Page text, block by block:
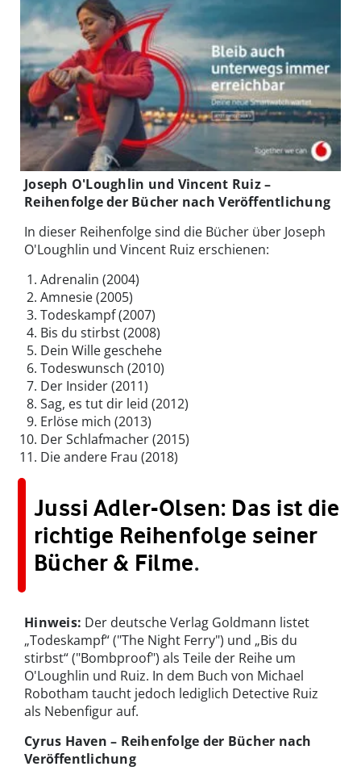
Joseph O'Loughlin und Vincent Ruiz –
Reihenfolge der Bücher nach Veröffentlichung
In dieser Reihenfolge sind die Bücher über Joseph
O'Loughlin und Vincent Ruiz erschienen:
Adrenalin (2004)
Amnesie (2005)
Todeskampf (2007)
Bis du stirbst (2008)
Dein Wille geschehe
Todeswunsch (2010)
Der Insider (2011)
Sag, es tut dir leid (2012)
Erlöse mich (2013)
Der Schlafmacher (2015)
Die andere Frau (2018)
Jussi Adler-Olsen: Das ist die
richtige Reihenfolge seiner
Bücher & Filme.
Hinweis: Der deutsche Verlag Goldmann listet
„Todeskampf“ ("The Night Ferry") und „Bis du
stirbst“ ("Bombproof") als Teile der Reihe um
O'Loughlin und Ruiz. In dem Buch von Michael
Robotham taucht jedoch lediglich Detective Ruiz
als Nebenfigur auf.
Cyrus Haven – Reihenfolge der Bücher nach
Veröffentlichung